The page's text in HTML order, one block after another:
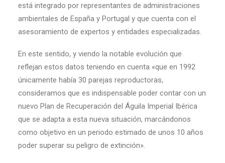
está integrado por representantes de administraciones
ambientales de España y Portugal y que cuenta con el
asesoramiento de expertos y entidades especializadas.
En este sentido, y viendo la notable evolución que
reflejan estos datos teniendo en cuenta «que en 1992
únicamente había 30 parejas reproductoras,
consideramos que es indispensable poder contar con un
nuevo Plan de Recuperación del Águila Imperial Ibérica
que se adapta a esta nueva situación, marcándonos
como objetivo en un periodo estimado de unos 10 años
poder superar su peligro de extinción».